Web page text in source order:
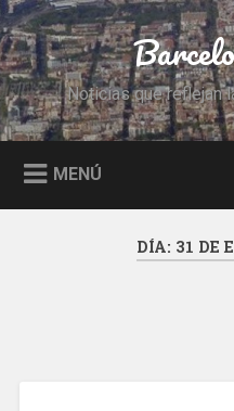
Saltar
al
contenido
Buscar
Noticias que reflejan
MENÚ
DÍA: 31 DE